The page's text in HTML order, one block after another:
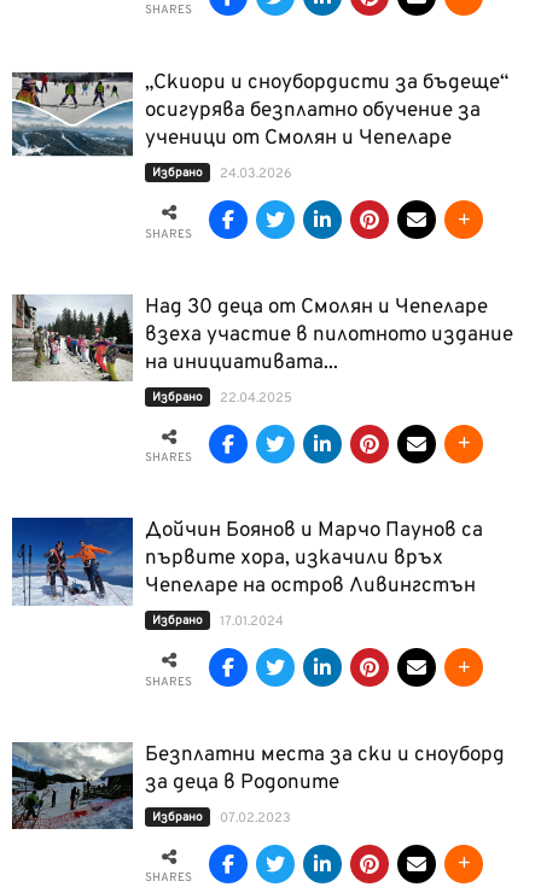
SHARES
„Скиори и сноубордисти за бъдеще“
осигурява безплатно обучение за
ученици от Смолян и Чепеларе
Избрано 24.03.2026
SHARES
Над 30 деца от Смолян и Чепеларе
взеха участие в пилотното издание
на инициативата...
Избрано 22.04.2025
SHARES
Дойчин Боянов и Марчо Паунов са
първите хора, изкачили връх
Чепеларе на остров Ливингстън
Избрано 17.01.2024
SHARES
Безплатни места за ски и сноуборд
за деца в Родопите
Избрано 07.02.2023
SHARES